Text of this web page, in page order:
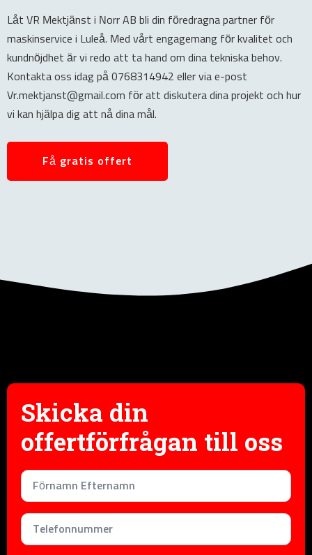
Låt VR Mektjänst i Norr AB bli din föredragna partner för
maskinservice i Luleå. Med vårt engagemang för kvalitet och
kundnöjdhet är vi redo att ta hand om dina tekniska behov.
Kontakta oss idag på 0768314942 eller via e-post
Vr.mektjanst@gmail.com för att diskutera dina projekt och hur
vi kan hjälpa dig att nå dina mål.
Få gratis offert
Skicka din
offertförfrågan till oss
Namn
Telefonnummer